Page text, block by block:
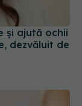
dezvăluit de